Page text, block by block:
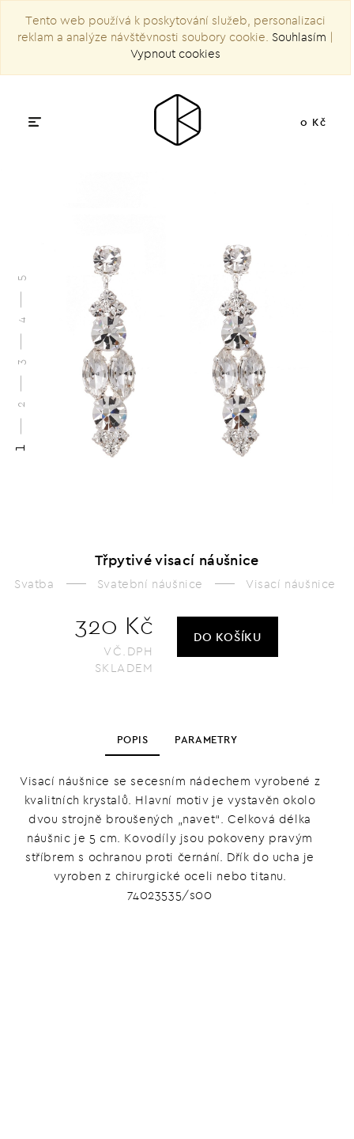
Tento web používá k poskytování služeb, personalizaci
reklam a analýze návštěvnosti soubory cookie. Souhlasím |
Vypnout cookies
0 Kč
1
2
3
4
5
Třpytivé visací náušnice
Svatba Svatební náušnice Visací náušnice
320 Kč
VČ.DPH
SKLADEM
DO KOŠÍKU
POPIS PARAMETRY
Visací náušnice se secesním nádechem vyrobené z
kvalitních krystalů. Hlavní motiv je vystavěn okolo
dvou strojně broušených „navet“. Celková délka
náušnic je 5 cm. Kovodíly jsou pokoveny pravým
stříbrem s ochranou proti černání. Dřík do ucha je
vyroben z chirurgické oceli nebo titanu.
74023535/s00